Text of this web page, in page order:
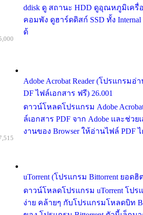
ddisk ดู สถานะ HDD ดูอุณหภูมิเครื่
คอมพัง ดูฮาร์ดดิสก์ SSD ทั้ง Internal
ด้
Adobe Acrobat Reader (โปรแกรมอ่
DF ไฟล์เอกสาร ฟรี) 26.001
ดาวน์โหลดโปรแกรม Adobe Acrobat
ล์เอกสาร PDF จาก Adobe และช่ว
งานของ Browser ให้อ่านไฟล์ PDF
uTorrent (โปรแกรม Bittorrent ยอด
ดาวน์โหลดโปรแกรม uTorrent โปร
ง่าย คล้ายๆ กับโปรแกรมโหลดบิท